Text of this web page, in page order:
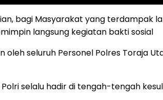
bagi Masyarakat yang terdampak
langsung kegiatan bakti sosial
oleh seluruh Personel Polres Toraja
selalu hadir di tengah-tengah